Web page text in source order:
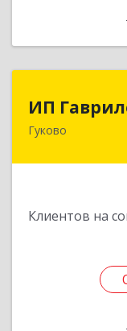
ИП
Гуково
Клиентов на